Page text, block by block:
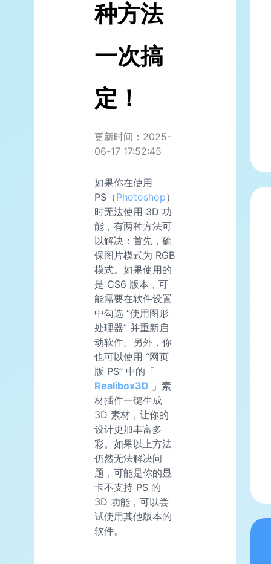
种方法
一次搞
定！
更新时间：2025-
06-17 17:52:45
如果你在使用
PS（Photoshop）
时无法使用 3D 功
能，有两种方法可
以解决：首先，确
保图片模式为 RGB
模式。如果使用的
是 CS6 版本，可
能需要在软件设置
中勾选 “使用图形
处理器” 并重新启
动软件。另外，你
也可以使用 “网页
版 PS” 中的「
Realibox3D 」素
材插件一键生成
3D 素材，让你的
设计更加丰富多
彩。如果以上方法
仍然无法解决问
题，可能是你的显
卡不支持 PS 的
3D 功能，可以尝
试使用其他版本的
软件。